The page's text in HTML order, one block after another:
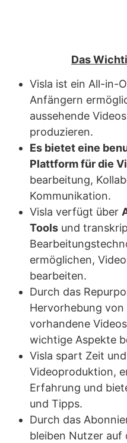
Das
Visla ist ein All-in-
Anfängern
aussehende
produzieren.
Es bietet eine
Plattform für die
bearbeitung,
Kommunikation.
Visla verfügt über
Tools und
ermöglichen,
bearbeiten.
Durch das
Hervorhebung
vorhandene
wichtige Aspekte
Visla spart Zeit
Videoproduktion,
Erfahrung und
und Tipps.
Durch das
bleiben Nutzer auf